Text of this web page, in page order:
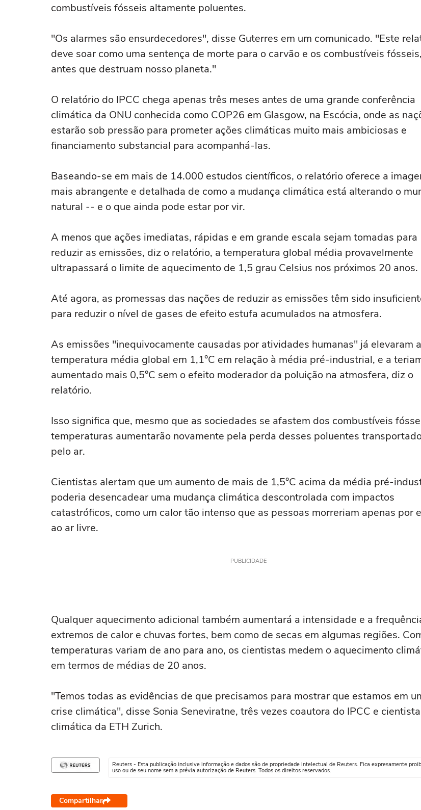
combustíveis fósseis altamente poluentes.
"Os alarmes são ensurdecedores", disse Guterres em um comunicado. "Este
deve soar como uma sentença de morte para o carvão e os combustíveis fósseis,
antes que destruam nosso planeta."
O relatório do IPCC chega apenas três meses antes de uma grande conferência
climática da ONU conhecida como COP26 em Glasgow, na Escócia, onde as
estarão sob pressão para prometer ações climáticas muito mais ambiciosas e
financiamento substancial para acompanhá-las.
Baseando-se em mais de 14.000 estudos científicos, o relatório oferece a
mais abrangente e detalhada de como a mudança climática está alterando o
natural -- e o que ainda pode estar por vir.
A menos que ações imediatas, rápidas e em grande escala sejam tomadas para
reduzir as emissões, diz o relatório, a temperatura global média provavelmente
ultrapassará o limite de aquecimento de 1,5 grau Celsius nos próximos 20 anos.
Até agora, as promessas das nações de reduzir as emissões têm sido
para reduzir o nível de gases de efeito estufa acumulados na atmosfera.
As emissões "inequivocamente causadas por atividades humanas" já elevaram a
temperatura média global em 1,1°C em relação à média pré-industrial, e a
aumentado mais 0,5°C sem o efeito moderador da poluição na atmosfera, diz o
relatório.
Isso significa que, mesmo que as sociedades se afastem dos combustíveis
temperaturas aumentarão novamente pela perda desses poluentes
pelo ar.
Cientistas alertam que um aumento de mais de 1,5°C acima da média pré-
poderia desencadear uma mudança climática descontrolada com impactos
catastróficos, como um calor tão intenso que as pessoas morreriam apenas por
ao ar livre.
PUBLICIDADE
Qualquer aquecimento adicional também aumentará a intensidade e a
extremos de calor e chuvas fortes, bem como de secas em algumas regiões.
temperaturas variam de ano para ano, os cientistas medem o aquecimento
em termos de médias de 20 anos.
"Temos todas as evidências de que precisamos para mostrar que estamos em
crise climática", disse Sonia Seneviratne, três vezes coautora do IPCC e cientista
climática da ETH Zurich.
Reuters - Esta publicação inclusive informação e dados são de propriedade intelectual de Reuters. Fica expresamente
uso ou de seu nome sem a prévia autorização de Reuters. Todos os direitos reservados.
Compartilhar